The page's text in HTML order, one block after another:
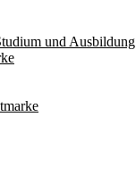
und Ausbildung